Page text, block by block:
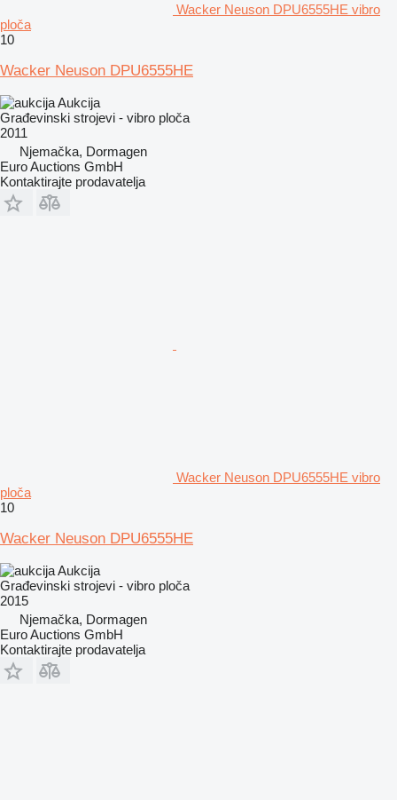
Wacker Neuson DPU6555HE vibro
ploča
10
Wacker Neuson DPU6555HE
Aukcija
Građevinski strojevi - vibro ploča
2011
Njemačka, Dormagen
Euro Auctions GmbH
Kontaktirajte prodavatelja
Wacker Neuson DPU6555HE vibro
ploča
10
Wacker Neuson DPU6555HE
Aukcija
Građevinski strojevi - vibro ploča
2015
Njemačka, Dormagen
Euro Auctions GmbH
Kontaktirajte prodavatelja